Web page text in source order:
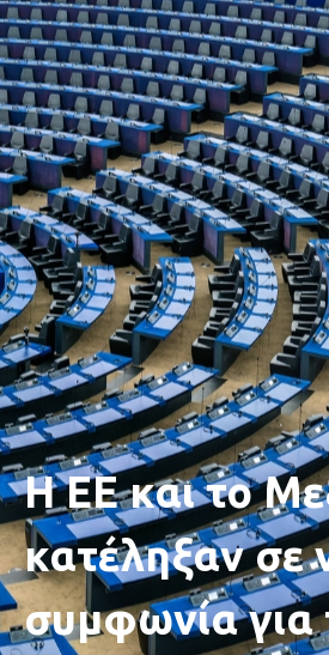
Η ΕΕ και το
κατέληξαν σε
συμφωνία για